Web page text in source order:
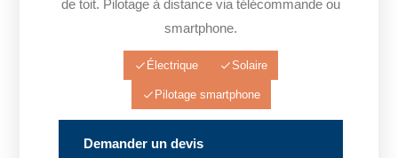
de toit. Pilotage à distance via télécommande ou
smartphone.
Électrique Solaire
Pilotage smartphone
Demander un devis